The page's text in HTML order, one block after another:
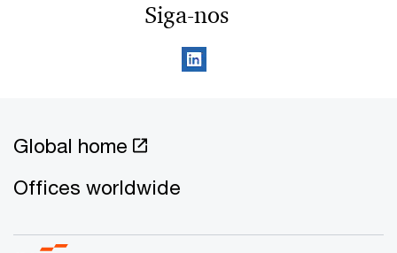
Siga-nos
Global home
Offices worldwide